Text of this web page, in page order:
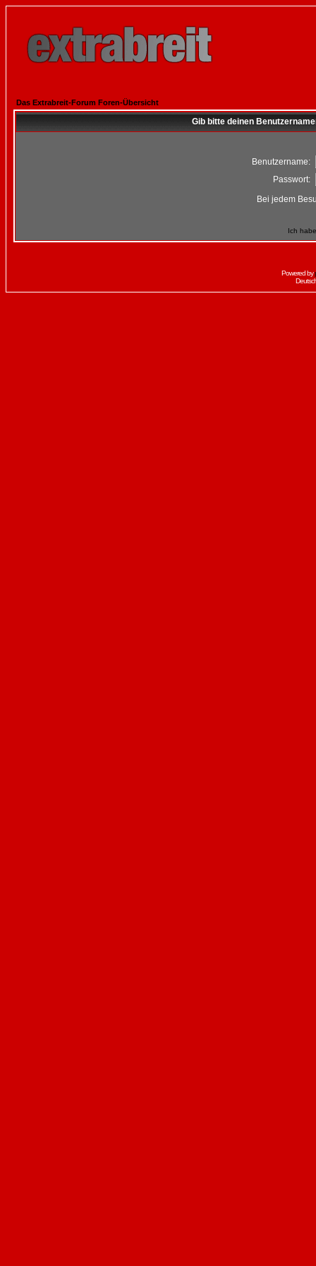
Das Extrabreit-Forum Foren-Übersicht
Gib bitte deinen
Benutzername:
Passwort:
Bei jedem
Ich
Powered by